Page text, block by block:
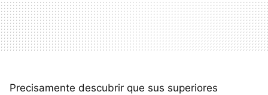
Precisamente descubrir que sus superiores